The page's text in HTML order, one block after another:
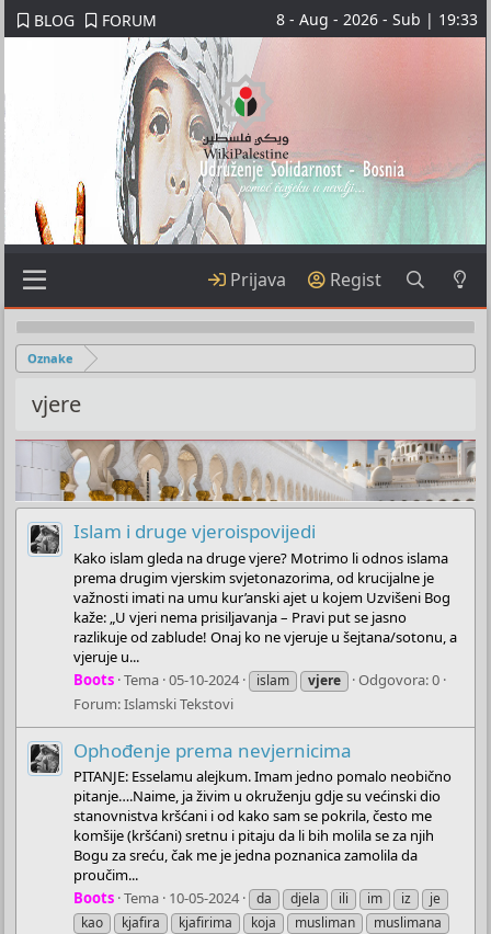
BLOG FORUM 8 - Aug - 2026 - Sub | 19:33
Prijava Regist
Oznake
vjere
Islam i druge vjeroispovijedi
Kako islam gleda na druge vjere? Motrimo li odnos islama
prema drugim vjerskim svjetonazorima, od krucijalne je
važnosti imati na umu kur’anski ajet u kojem Uzvišeni Bog
kaže: „U vjeri nema prisiljavanja – Pravi put se jasno
razlikuje od zablude! Onaj ko ne vjeruje u šejtana/sotonu, a
vjeruje u...
Boots Tema 05-10-2024 islam vjere
Odgovora: 0
Forum:Islamski Tekstovi
Ophođenje prema nevjernicima
PITANJE: Esselamu alejkum. Imam jedno pomalo neobično
pitanje….Naime, ja živim u okruženju gdje su većinski dio
stanovnistva kršćani i od kako sam se pokrila, često me
komšije (kršćani) sretnu i pitaju da li bih molila se za njih
Bogu za sreću, čak me je jedna poznanica zamolila da
proučim...
Boots Tema 10-05-2024 da djela ili im iz
je
kao
kjafira kjafirima koja musliman
muslimana